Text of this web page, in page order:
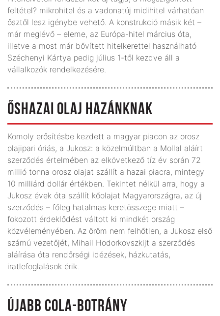
feltétel? mikrohitel és a vadonatúj midihitel várhatóan
ősztől lesz igénybe vehető. A konstrukció másik két –
már meglévő – eleme, az Európa-hitel március óta,
illetve a most már bővített hitelkerettel használható
Széchenyi Kártya pedig július 1-től kezdve áll a
vállalkozók rendelkezésére.
ŐSHAZAI OLAJ HAZÁNKNAK
Komoly erősítésbe kezdett a magyar piacon az orosz
olajipari óriás, a Jukosz: a közelmúltban a Mollal aláírt
szerződés értelmében az elkövetkező tíz év során 72
millió tonna orosz olajat szállít a hazai piacra, mintegy
10 milliárd dollár értékben. Tekintet nélkül arra, hogy a
Jukosz évek óta szállít kőolajat Magyarországra, az új
szerződés – főleg hatalmas keretösszege miatt –
fokozott érdeklődést váltott ki mindkét ország
közvéleményében. Az öröm nem felhőtlen, a Jukosz első
számú vezetőjét, Mihail Hodorkovszkijt a szerződés
aláírása óta rendőrségi idézések, házkutatás,
iratlefoglalások érik.
ÚJABB COLA-BOTRÁNY